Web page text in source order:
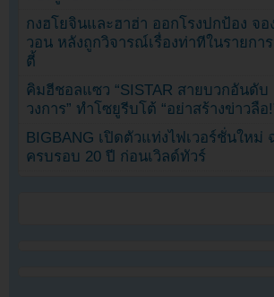
กงฮโยจินและฮาฮ่า ออกโรงปกป้อง จอ
วอน หลังถูกวิจารณ์เรื่องท่าทีในรายการ
ตี้
คิมฮีชอลแซว “SISTAR สายบวกอันดับ
วงการ” ทำโซยูรีบโต้ “อย่าสร้างข่าวลือ
BIGBANG เปิดตัวแท่งไฟเวอร์ชั่นใหม่
ครบรอบ 20 ปี ก่อนเวิลด์ทัวร์